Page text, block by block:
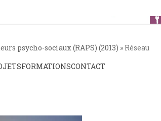
FORMATIONSCONTACT
psycho-sociaux (RAPS) (2013) » Réseau